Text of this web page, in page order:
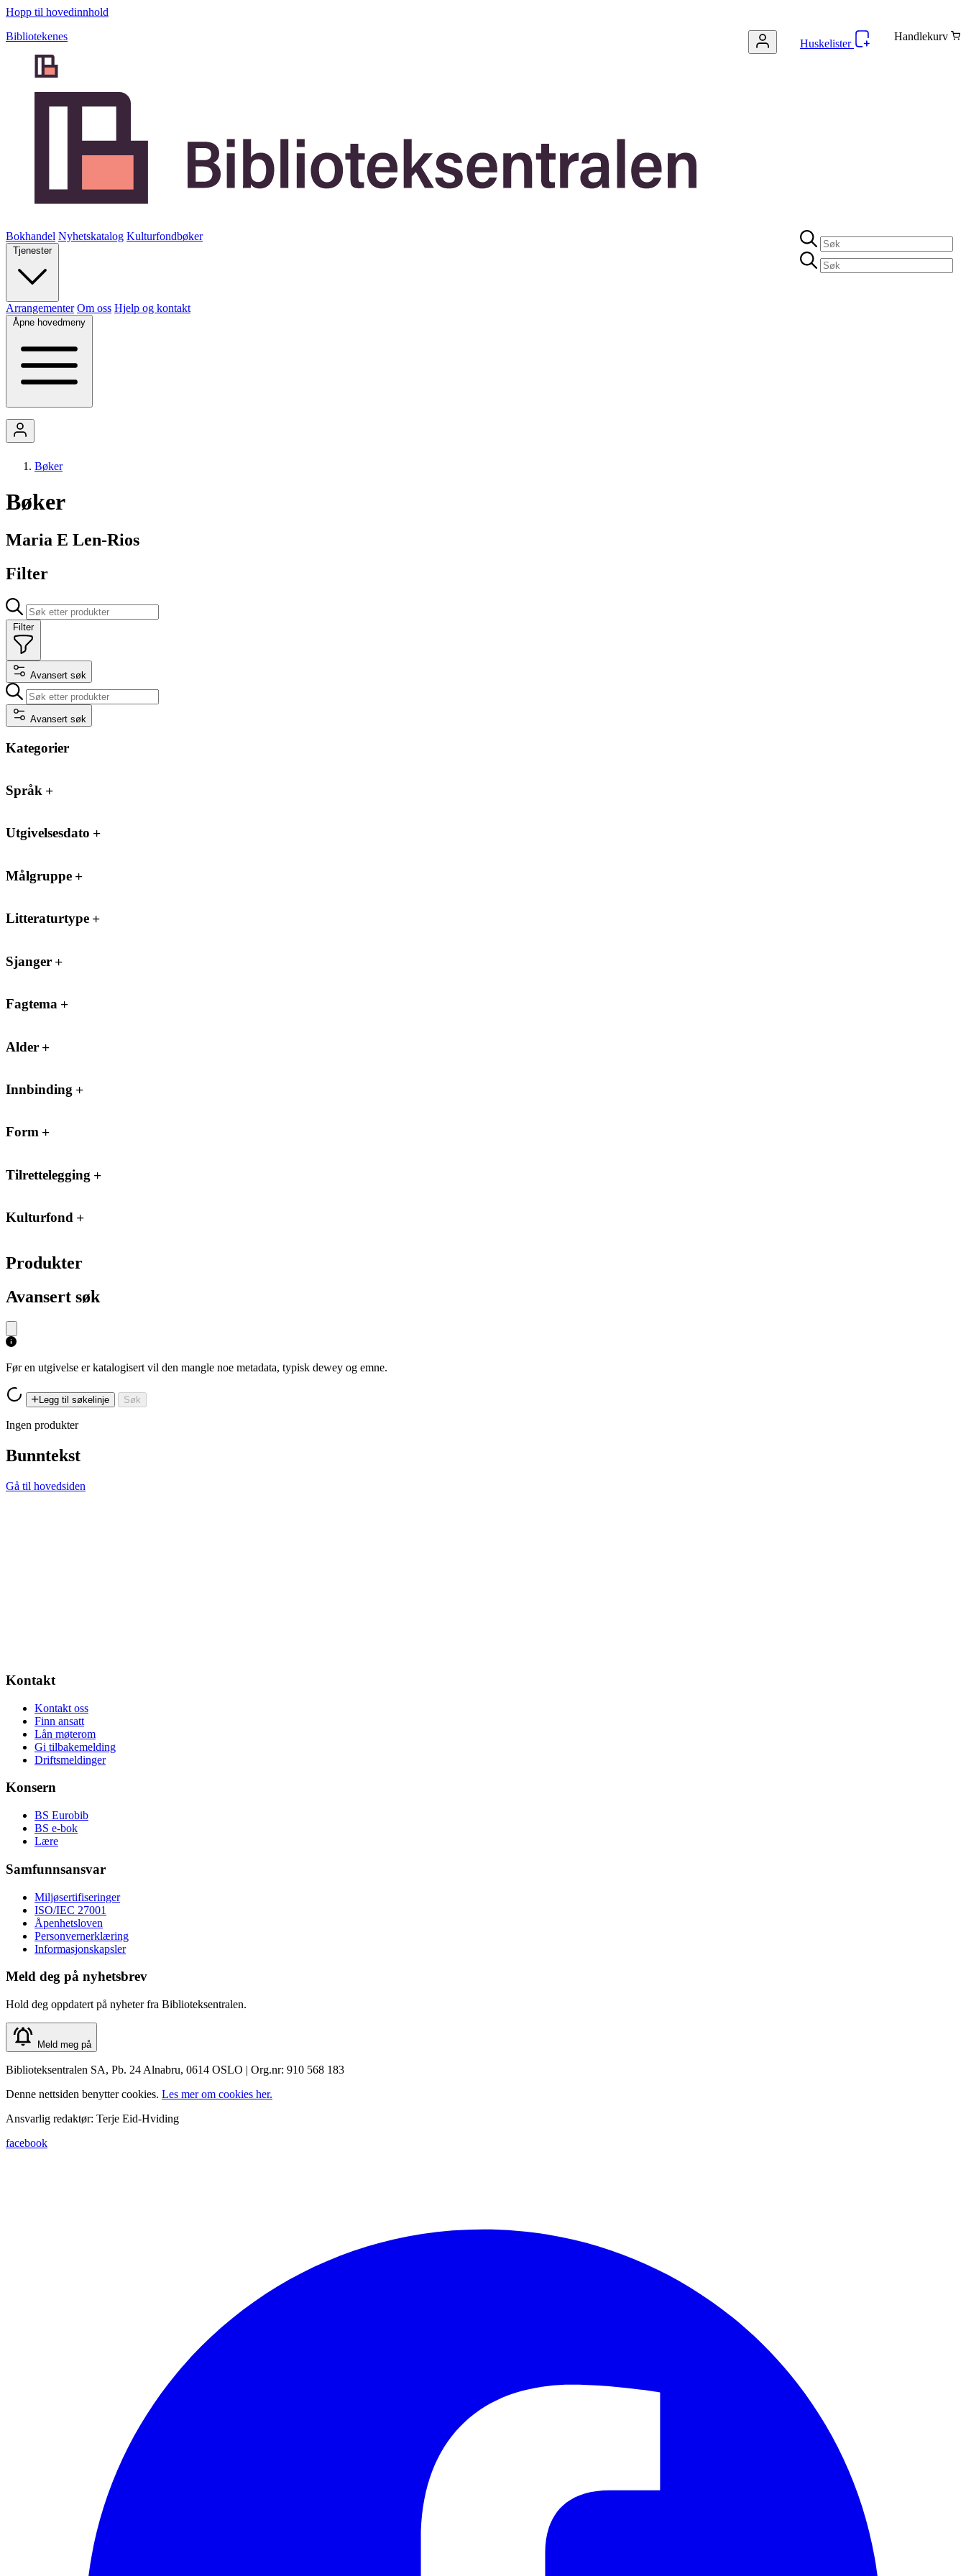
Hopp til hovedinnhold
Bibliotekenes
Bokhandel Nyhetskatalog Kulturfondbøker
Tjenester
Arrangementer Om oss Hjelp og kontakt
Åpne hovedmeny
Huskelister
Handlekurv
Bøker
Bøker
Maria E Len-Rios
Filter
Filter
Avansert søk
Avansert søk
Kategorier
Språk
Utgivelsesdato
Målgruppe
Litteraturtype
Sjanger
Fagtema
Alder
Innbinding
Form
Tilrettelegging
Kulturfond
Produkter
Avansert søk
Før en utgivelse er katalogisert vil den mangle noe metadata, typisk dewey og emne.
Legg til søkelinje Søk
Ingen produkter
Bunntekst
Gå til hovedsiden
Kontakt
Kontakt oss
Finn ansatt
Lån møterom
Gi tilbakemelding
Driftsmeldinger
Konsern
BS Eurobib
BS e-bok
Lære
Samfunnsansvar
Miljøsertifiseringer
ISO/IEC 27001
Åpenhetsloven
Personvernerklæring
Informasjonskapsler
Meld deg på nyhetsbrev
Hold deg oppdatert på nyheter fra Biblioteksentralen.
Meld meg på
Biblioteksentralen SA, Pb. 24 Alnabru, 0614 OSLO | Org.nr: 910 568 183
Denne nettsiden benytter cookies. Les mer om cookies her.
Ansvarlig redaktør: Terje Eid-Hviding
facebook